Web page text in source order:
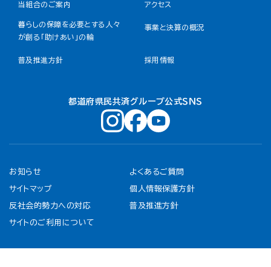
当組合のご案内 アクセス
暮らしの保障を必要とする人々
が創る「助けあい」の輪
事業と決算の概況
普及推進方針 採用情報
都道府県民共済グループ公式ＳＮＳ
お知らせ よくあるご質問
サイトマップ 個人情報保護方針
反社会的勢力への対応 普及推進方針
サイトのご利用について